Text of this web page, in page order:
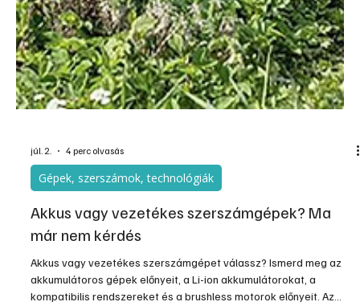
Gépek, szerszámok, technológiák
Akkus vagy vezetékes szerszámgépek? Ma
már nem kérdés